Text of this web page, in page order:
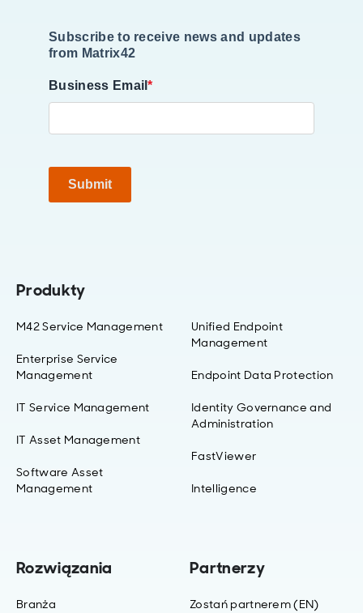
Subscribe to receive news and updates
from Matrix42
Business Email*
Submit
Produkty
M42 Service Management
Enterprise Service
Management
IT Service Management
IT Asset Management
Software Asset
Management
Unified Endpoint
Management
Endpoint Data Protection
Identity Governance and
Administration
FastViewer
Intelligence
Rozwiązania
Branża
Partnerzy
Zostań partnerem (EN)